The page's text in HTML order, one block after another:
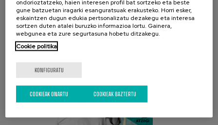
ondorioztatzeko, haien interesen profil bat sortzeko eta beste
gune batzuetan iragarki esanguratsuak erakusteko. Horri esker,
eskaintzen dugun edukia pertsonalizatu dezakegu eta interesa
sortzen duten atalei buruzko informazioa lortu. Gainera,
webgunea eta zure segurtasuna hobetu ditzakegu.
Cookie politika
KONFIGURATU
COOKIEAK BAZTERTU
COOKIEAK ONARTU